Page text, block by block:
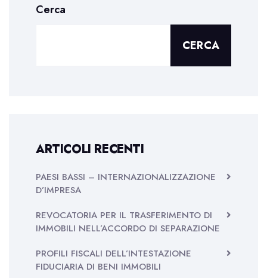
Cerca
CERCA
ARTICOLI RECENTI
PAESI BASSI – INTERNAZIONALIZZAZIONE
D’IMPRESA
REVOCATORIA PER IL TRASFERIMENTO DI
IMMOBILI NELL’ACCORDO DI SEPARAZIONE
PROFILI FISCALI DELL’INTESTAZIONE
FIDUCIARIA DI BENI IMMOBILI